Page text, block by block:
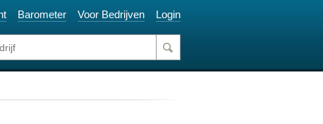
Barometer Voor Bedrijven Login